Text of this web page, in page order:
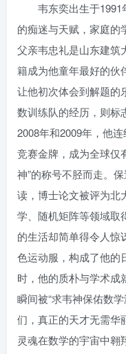
韦东奕出生于
的痴迷与天赋，家庭
父亲韦忠礼是山东建筑
籍成为他童年最好的伙
让他初次体会到解题的
数训练队的经历，则标
2008年和2009年，他
竞赛金牌，成为全球仅
神”的称号不胫而走。
读，博士论文被评为北
学、随机矩阵等领域取
的生活却简单得令人惊
色运动服，构成了他的
时，他的质朴与学术成
瞬间被“求韦神保佑数
们，真正的天才无需华
灵魂在数学的宇宙中翱